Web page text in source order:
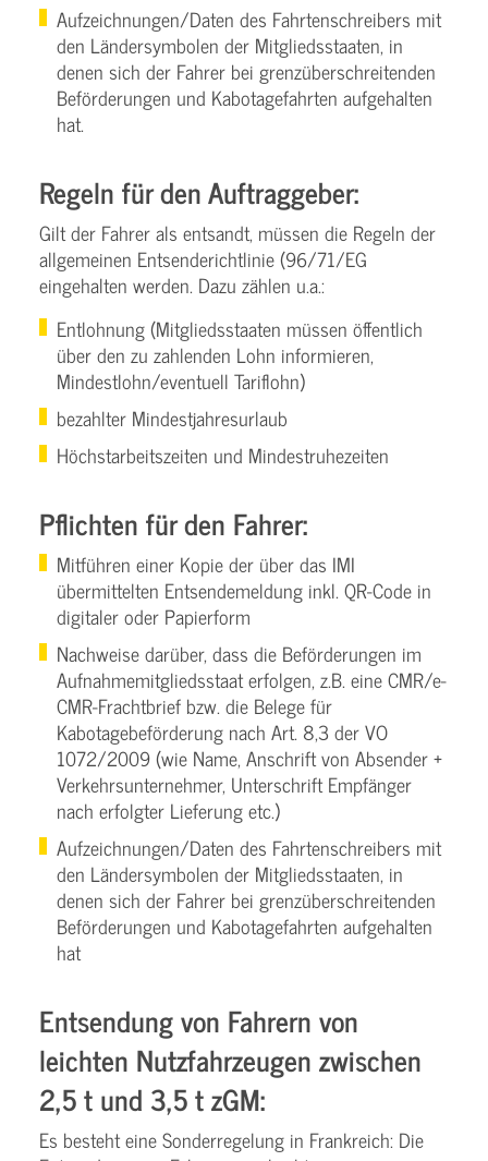
Aufzeichnungen/Daten des Fahrtenschreibers mit
den Ländersymbolen der Mitgliedsstaaten, in
denen sich der Fahrer bei grenzüberschreitenden
Beförderungen und Kabotagefahrten aufgehalten
hat.
Regeln für den Auftraggeber:
Gilt der Fahrer als entsandt, müssen die Regeln der
allgemeinen Entsenderichtlinie (96/71/EG
eingehalten werden. Dazu zählen u.a.:
Entlohnung (Mitgliedsstaaten müssen öffentlich
über den zu zahlenden Lohn informieren,
Mindestlohn/eventuell Tariflohn)
bezahlter Mindestjahresurlaub
Höchstarbeitszeiten und Mindestruhezeiten
Pflichten für den Fahrer:
Mitführen einer Kopie der über das IMI
übermittelten Entsendemeldung inkl. QR-Code in
digitaler oder Papierform
Nachweise darüber, dass die Beförderungen im
Aufnahmemitgliedsstaat erfolgen, z.B. eine CMR/e-
CMR-Frachtbrief bzw. die Belege für
Kabotagebeförderung nach Art. 8,3 der VO
1072/2009 (wie Name, Anschrift von Absender +
Verkehrsunternehmer, Unterschrift Empfänger
nach erfolgter Lieferung etc.)
Aufzeichnungen/Daten des Fahrtenschreibers mit
den Ländersymbolen der Mitgliedsstaaten, in
denen sich der Fahrer bei grenzüberschreitenden
Beförderungen und Kabotagefahrten aufgehalten
hat
Entsendung von Fahrern von
leichten Nutzfahrzeugen zwischen
2,5 t und 3,5 t zGM:
Es besteht eine Sonderregelung in Frankreich: Die